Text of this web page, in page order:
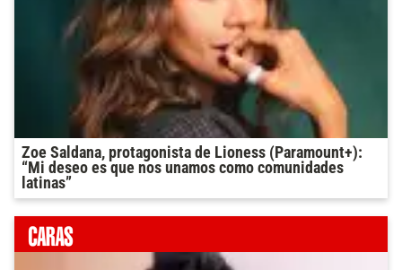
Zoe Saldana, protagonista de Lioness (Paramount+):
“Mi deseo es que nos unamos como comunidades
latinas”